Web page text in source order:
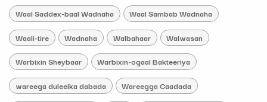
Waal Saddex-baal Wadnaha Waal Sambab Wadnaha
Waali-tire Wadnaha Walbahaar Walwasan
Warbixin Sheybaar Warbixin-ogaal Bakteeriya
wareega duleelka dabada Wareegga Caadada